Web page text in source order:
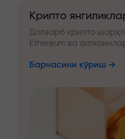
Крипто
Долзарб крипто
Ethereum ва
Барчасини кўриш